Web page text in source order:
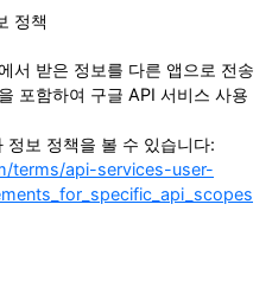
정책
서 받은 정보를 다른 앱으로 전송
포함하여 구글 API 서비스 사용
정보 정책을 볼 수 있습니다:
terms/api-services-user-